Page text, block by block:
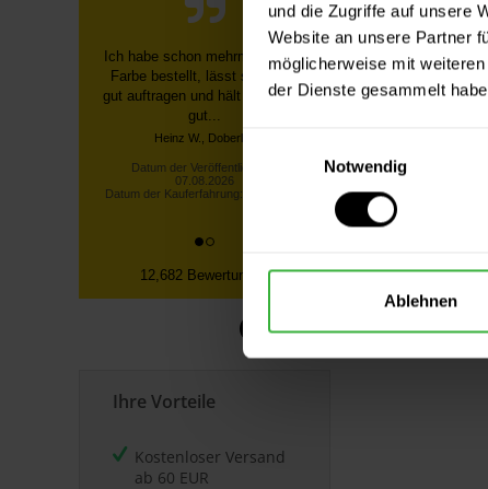
und die Zugriffe auf unsere
Website an unsere Partner
möglicherweise mit
der Dienste gesammelt
Einwilligungsauswahl
Notwendig
Ablehnen
Schnelle, unkomplizierte
Bestellung über die Homepage,
schnelle Lieferung, gute
Sendungsverfolgung ...
Datum der Veröffentlichung:
07.08.2026
Datum der Kauferfahrung: 27.07.2026
12,682 Bewertungen
Ihre Vorteile
Kostenloser Versand
ab 60 EUR
Uni-